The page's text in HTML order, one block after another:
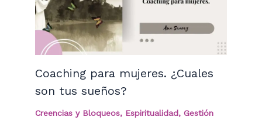
Coaching para mujeres. ¿Cuales
son tus sueños?
Creencias y Bloqueos, Espiritualidad, Gestión